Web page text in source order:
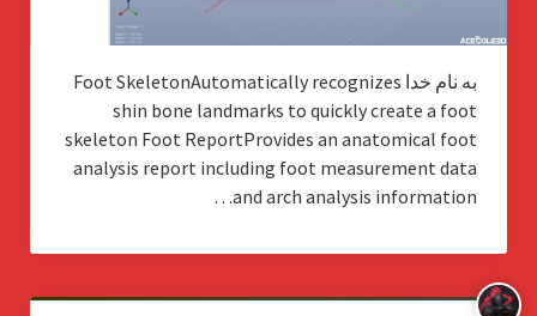
به نام خدا Foot SkeletonAutomatically recognizes
shin bone landmarks to quickly create a foot
skeleton Foot ReportProvides an anatomical foot
analysis report including foot measurement data
and arch analysis information…